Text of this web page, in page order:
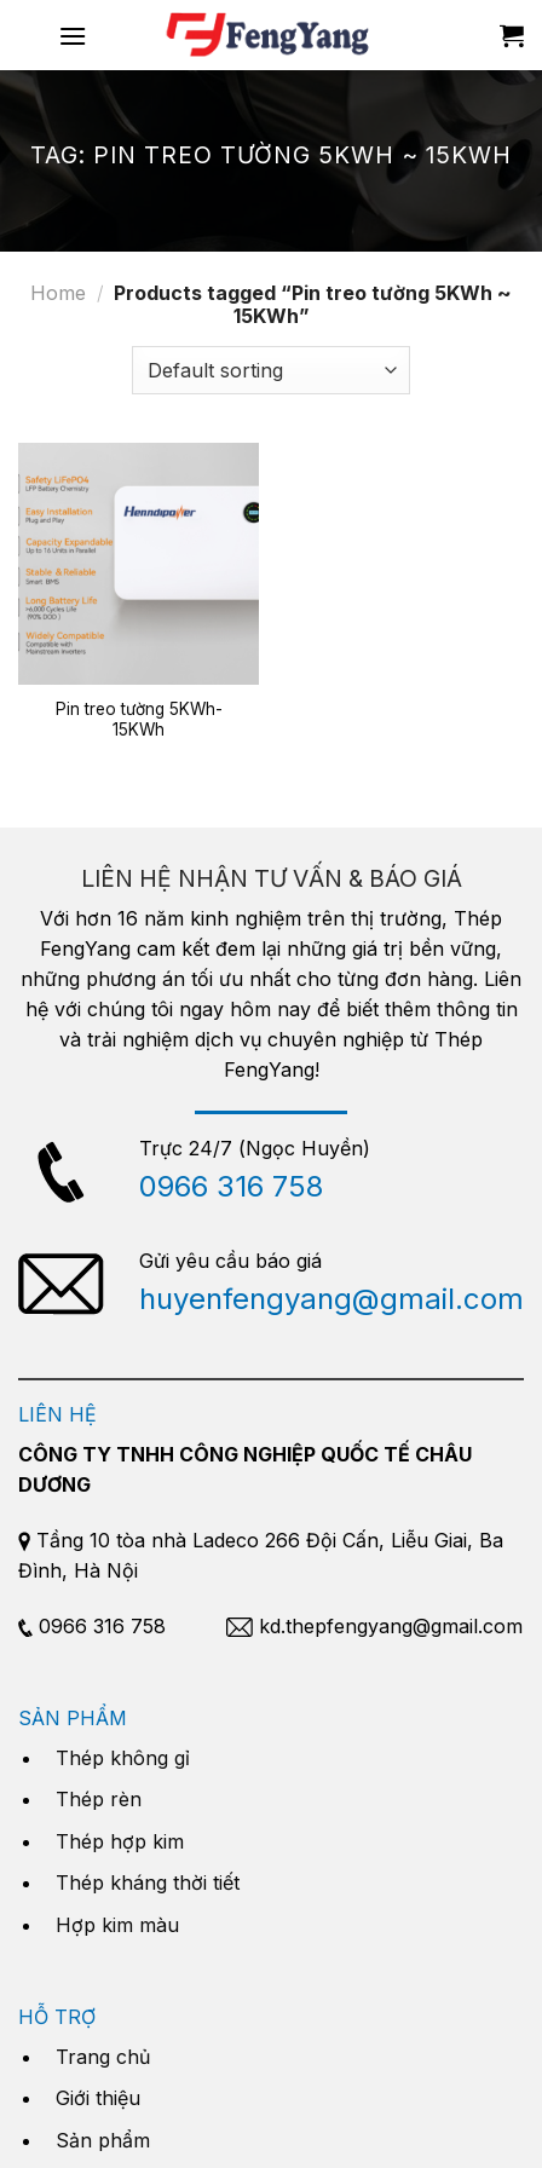
content
TAG: PIN TREO TƯỜNG 5KWH ~ 15KWH
Home / Products tagged “Pin treo tường 5KWh ~
15KWh”
Pin treo tường 5KWh-
15KWh
LIÊN HỆ NHẬN TƯ VẤN & BÁO GIÁ
Với hơn 16 năm kinh nghiệm trên thị trường, Thép
FengYang cam kết đem lại những giá trị bền vững,
những phương án tối ưu nhất cho từng đơn hàng. Liên
hệ với chúng tôi ngay hôm nay để biết thêm thông tin
và trải nghiệm dịch vụ chuyên nghiệp từ Thép
FengYang!
Trực 24/7 (Ngọc Huyền)
0966 316 758
Gửi yêu cầu báo giá
huyenfengyang@gmail.com
LIÊN HỆ
CÔNG TY TNHH CÔNG NGHIỆP QUỐC TẾ CHÂU
DƯƠNG
Tầng 10 tòa nhà Ladeco 266 Đội Cấn, Liễu Giai, Ba
Đình, Hà Nội
0966 316 758 kd.thepfengyang@gmail.com
SẢN PHẨM
Thép không gỉ
Thép rèn
Thép hợp kim
Thép kháng thời tiết
Hợp kim màu
HỖ TRỢ
Trang chủ
Giới thiệu
Sản phẩm